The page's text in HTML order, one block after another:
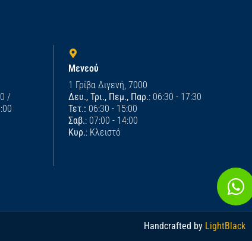
/
Μενεού
1 Γρίβα Διγενή, 7000
Δευ., Τρι., Πεμ., Παρ.: 06:30 - 17:30
Τετ.: 06:30 - 15:00
Σαβ.: 07:00 - 14:00
Κυρ.: Κλειστό
Handcrafted by LightBlack